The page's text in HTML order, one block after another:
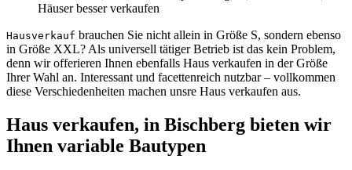
Häuser besser verkaufen
Hausverkauf brauchen Sie nicht allein in Größe S, sondern ebenso
in Größe XXL? Als universell tätiger Betrieb ist das kein Problem,
denn wir offerieren Ihnen ebenfalls Haus verkaufen in der Größe
Ihrer Wahl an. Interessant und facettenreich nutzbar – vollkommen
diese Verschiedenheiten machen unsre Haus verkaufen aus.
Haus verkaufen, in Bischberg bieten wir
Ihnen variable Bautypen